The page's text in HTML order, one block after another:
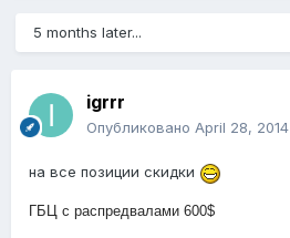
5 months later...
igrrr
Опубликовано April 28, 2014
на все позиции скидки
ГБЦ с распредвалами 600$